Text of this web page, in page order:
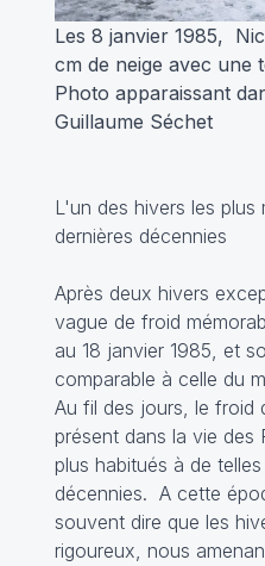
Les 8 janvier 1985,
cm de neige avec une
Photo apparaissant
Guillaume Séchet
L'un des hivers les plus
dernières décennies
Après deux hivers
vague de froid
au 18 janvier 1985, et
comparable à celle du
Au fil des jours, le froid
présent dans la vie des
plus habitués à de
décennies. A cette
souvent dire que les
rigoureux, nous